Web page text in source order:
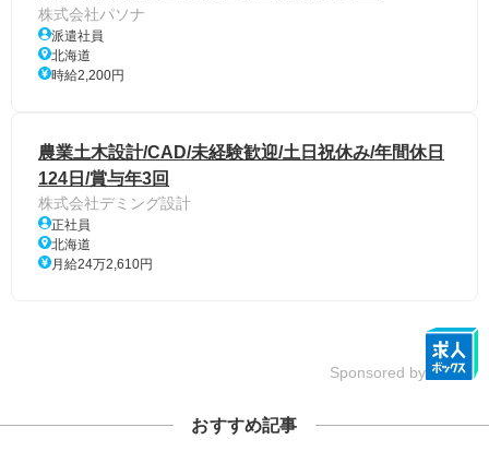
株式会社パソナ
派遣社員
北海道
時給2,200円
農業土木設計/CAD/未経験歓迎/土日祝休み/年間休日
124日/賞与年3回
株式会社デミング設計
正社員
北海道
月給24万2,610円
Sponsored by
おすすめ記事